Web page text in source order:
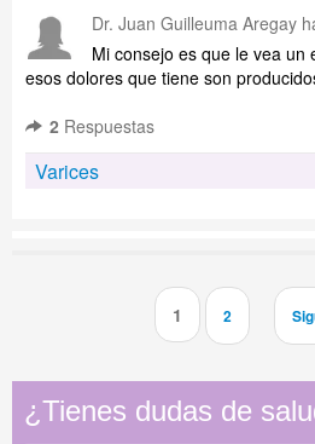
Dr. Juan Guilleuma Aregay
Mi consejo es que le vea un
esos dolores que tiene son
2 Respuestas
Varices
1 2
¿Tienes dudas de